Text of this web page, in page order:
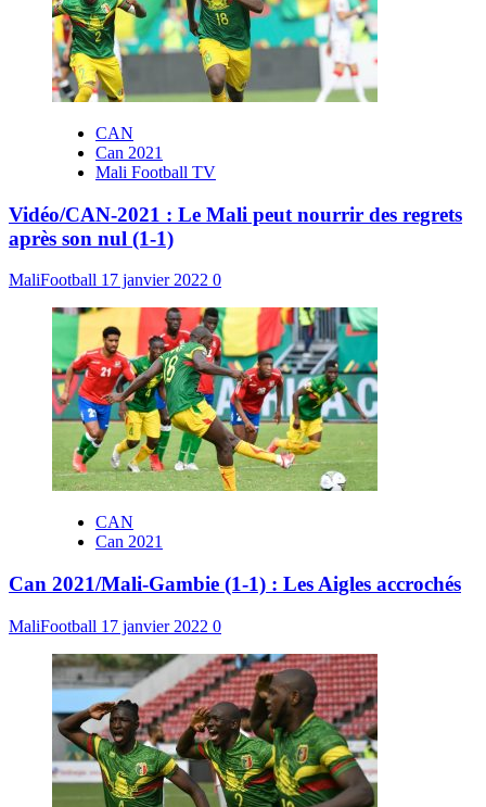
CAN
Can 2021
Mali Football TV
Vidéo/CAN-2021 : Le Mali peut nourrir des regrets
après son nul (1-1)
MaliFootball 17 janvier 2022 0
CAN
Can 2021
Can 2021/Mali-Gambie (1-1) : Les Aigles accrochés
MaliFootball 17 janvier 2022 0